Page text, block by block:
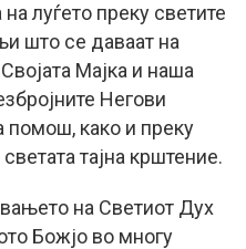
луѓето преку светите
што се даваат на
Мајка и наша
Негови
помош, како и преку
тајна крштение.
на Светиот Дух
Божјо во многу